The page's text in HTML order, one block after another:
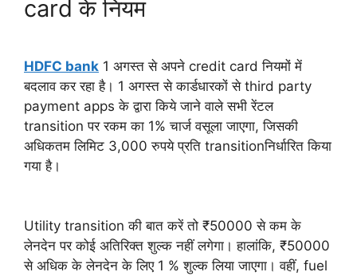
card के नियम
HDFC bank 1 अगस्त से अपने credit card नियमों में
बदलाव कर रहा है। 1 अगस्त से कार्डधारकों से third party
payment apps के द्वारा किये जाने वाले सभी रेंटल
transition पर रकम का 1% चार्ज वसूला जाएगा, जिसकी
अधिकतम लिमिट 3,000 रुपये प्रति transitionनिर्धारित किया
गया है।
Utility transition की बात करें तो ₹50000 से कम के
लेनदेन पर कोई अतिरिक्त शुल्क नहीं लगेगा। हालांकि, ₹50000
से अधिक के लेनदेन के लिए 1 % शुल्क लिया जाएगा। वहीं, fuel